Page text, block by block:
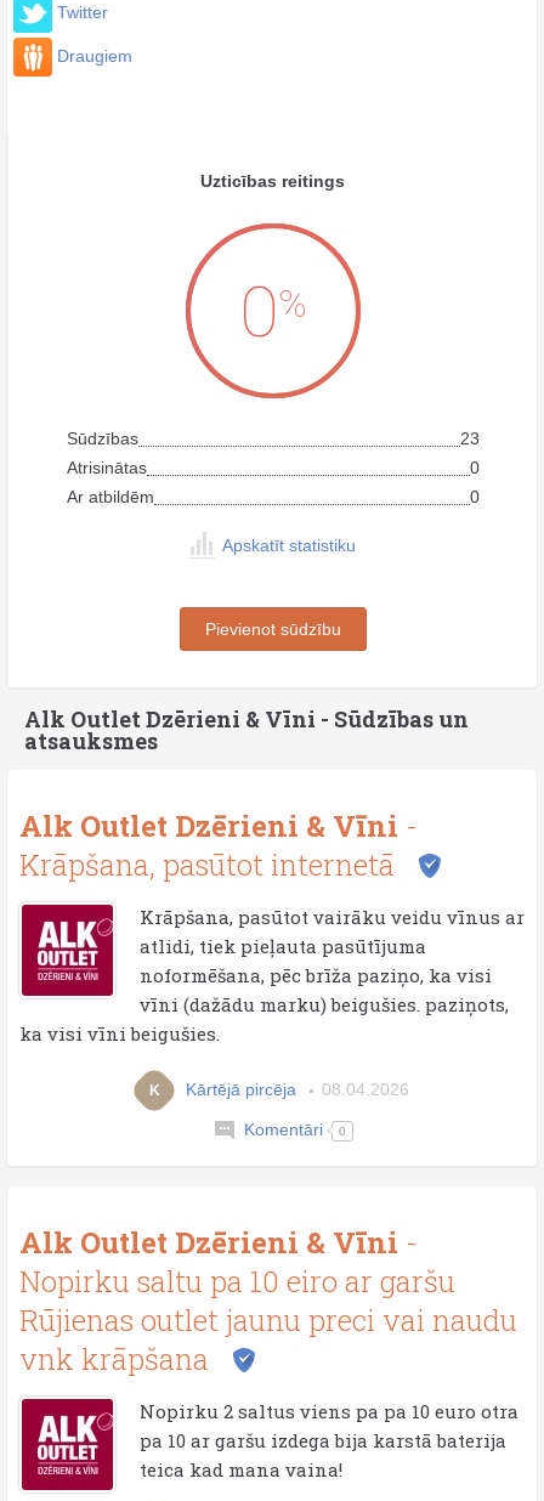
Twitter
Draugiem
Uzticības reitings
0%
Sūdzības
23
Atrisinātas
0
Ar atbildēm
0
Apskatīt statistiku
Pievienot sūdzību
Alk Outlet Dzērieni & Vīni - Sūdzības un
atsauksmes
Alk Outlet Dzērieni & Vīni -
Krāpšana, pasūtot internetā
Krāpšana, pasūtot vairāku veidu vīnus ar
atlidi, tiek pieļauta pasūtījuma
noformēšana, pēc brīža paziņo, ka visi
vīni (dažādu marku) beigušies. paziņots,
ka visi vīni beigušies.
K Kārtējā pircēja 08.04.2026
Komentāri 0
Alk Outlet Dzērieni & Vīni -
Nopirku saltu pa 10 eiro ar garšu
Rūjienas outlet jaunu preci vai naudu
vnk krāpšana
Nopirku 2 saltus viens pa pa 10 euro otra
pa 10 ar garšu izdega bija karstā baterija
teica kad mana vaina!